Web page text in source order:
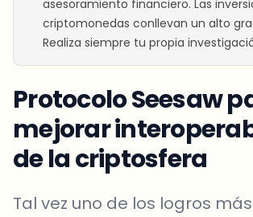
asesoramiento financiero. Las
criptomonedas conllevan un alto
Realiza siempre tu propia
Protocolo Seesaw
mejorar
de la criptosfera
Tal vez uno de los logros más